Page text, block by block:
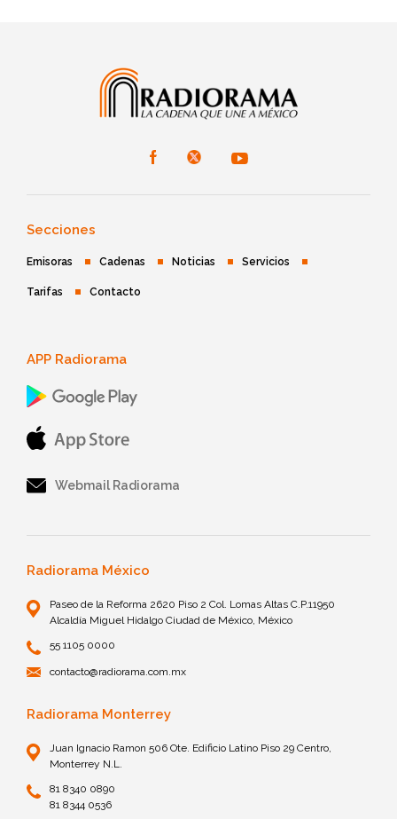
Secciones
Emisoras Cadenas Noticias Servicios
Tarifas Contacto
APP Radiorama
Webmail Radiorama
Radiorama México
Paseo de la Reforma 2620 Piso 2 Col. Lomas Altas C.P.11950
Alcaldía Miguel Hidalgo Ciudad de México, México
55 1105 0000
contacto@radiorama.com.mx
Radiorama Monterrey
Juan Ignacio Ramon 506 Ote. Edificio Latino Piso 29 Centro,
Monterrey N.L.
81 8340 0890
81 8344 0536